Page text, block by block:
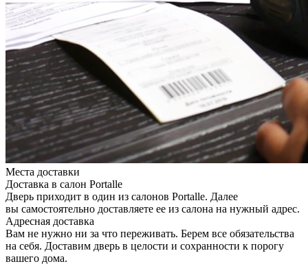
Места доставки
Доставка в салон Portalle
Дверь приходит в один из салонов Portalle. Далее
вы самостоятельно доставляете ее из салона на нужный адрес.
Адресная доставка
Вам не нужно ни за что переживать. Берем все обязательства
на себя. Доставим дверь в целости и сохранности к порогу
вашего дома.